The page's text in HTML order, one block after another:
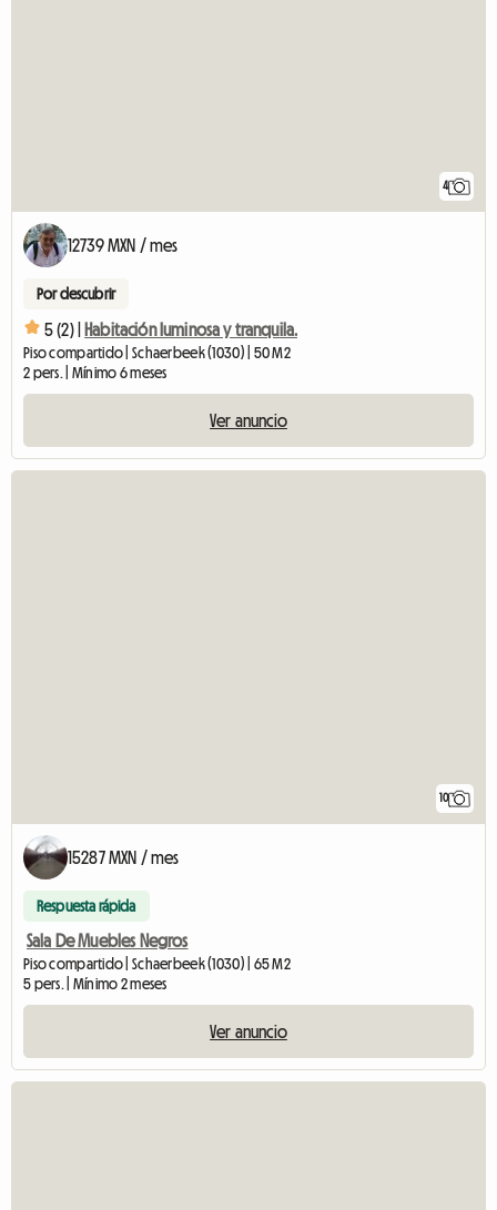
4
12739 MXN / mes
Por descubrir
5 (2) | Habitación luminosa y tranquila.
Piso compartido | Schaerbeek (1030) | 50 M2
2 pers. | Mínimo 6 meses
Ver anuncio
10
15287 MXN / mes
Respuesta rápida
Sala De Muebles Negros
Piso compartido | Schaerbeek (1030) | 65 M2
5 pers. | Mínimo 2 meses
Ver anuncio